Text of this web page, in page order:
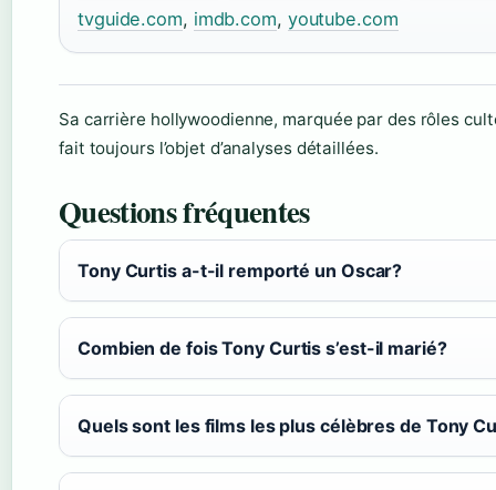
tvguide.com, imdb.com, youtube.com
Sa carrière hollywoodienne, marquée par des rôles
fait toujours l’objet d’analyses détaillées.
Questions fréquentes
Tony Curtis a-t-il remporté un Oscar?
Combien de fois Tony Curtis s’est-il marié?
Quels sont les films les plus célèbres de Tony